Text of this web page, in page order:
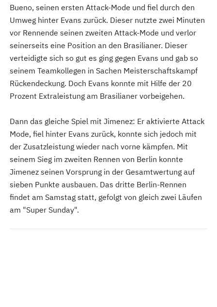
Bueno, seinen ersten Attack-Mode und fiel durch den
Umweg hinter Evans zurück. Dieser nutzte zwei Minuten
vor Rennende seinen zweiten Attack-Mode und verlor
seinerseits eine Position an den Brasilianer. Dieser
verteidigte sich so gut es ging gegen Evans und gab so
seinem Teamkollegen in Sachen Meisterschaftskampf
Rückendeckung. Doch Evans konnte mit Hilfe der 20
Prozent Extraleistung am Brasilianer vorbeigehen.
Dann das gleiche Spiel mit Jimenez: Er aktivierte Attack
Mode, fiel hinter Evans zurück, konnte sich jedoch mit
der Zusatzleistung wieder nach vorne kämpfen. Mit
seinem Sieg im zweiten Rennen von Berlin konnte
Jimenez seinen Vorsprung in der Gesamtwertung auf
sieben Punkte ausbauen. Das dritte Berlin-Rennen
findet am Samstag statt, gefolgt von gleich zwei Läufen
am "Super Sunday".